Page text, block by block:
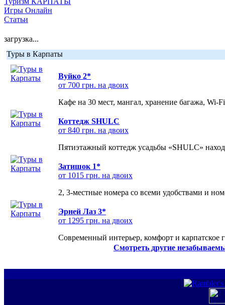
Игры Онлайн
Статьи
загрузка...
Туры в Карпаты
Вуйко 2*
от 700 грн. на двоих
Кафе на 30 мест, мангал, хранение багажа, Wi-
Коттедж SHULC
от 840 грн. на двоих
Пятиэтажный коттедж усадьбы «SHULC»
Затишок 1*
от 1015 грн. на двоих
2, 3-местные номера со всеми удобствами и
Эрней Лаз 3*
от 1295 грн. на двоих
Современный интерьер, комфорт и карпатское
Смотреть другие